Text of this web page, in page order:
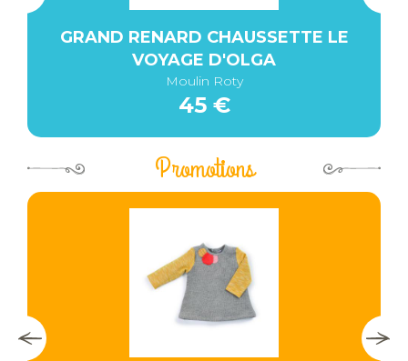
GRAND RENARD CHAUSSETTE LE
VOYAGE D'OLGA
Moulin Roty
45 €
Promotions